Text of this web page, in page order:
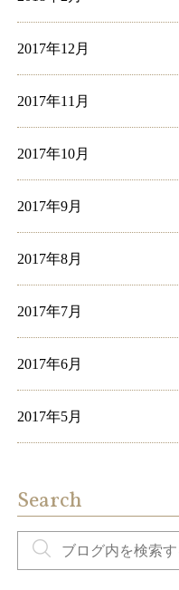
2017年12月
2017年11月
2017年10月
2017年9月
2017年8月
2017年7月
2017年6月
2017年5月
Search